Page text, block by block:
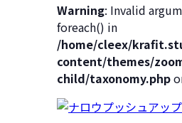
Warning: Invalid
foreach() in
/home/cleex/
content/themes/
child/taxonomy.php